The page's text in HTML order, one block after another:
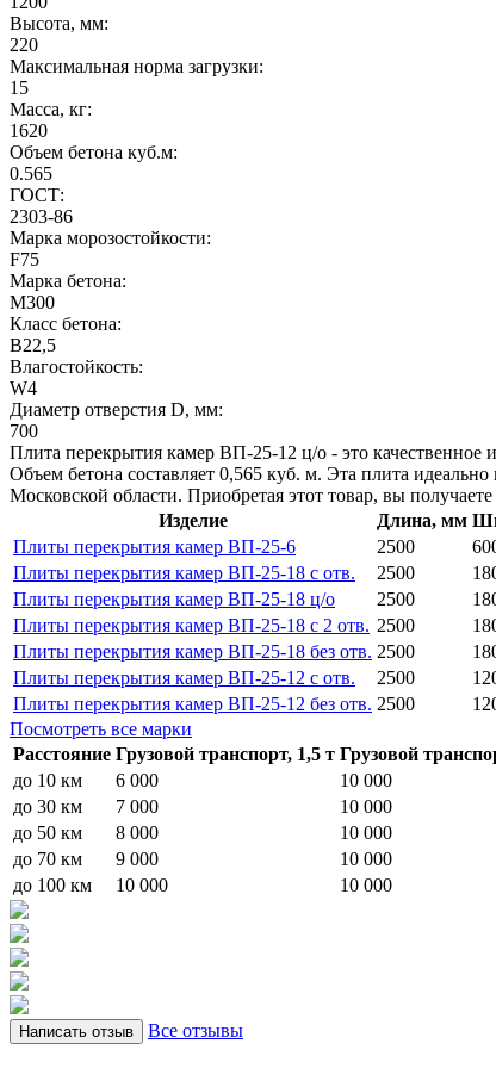
Высота, мм:
220
Максимальная норма загрузки:
15
Масса, кг:
1620
Объем бетона куб.м:
0.565
ГОСТ:
2303-86
Марка морозостойкости:
F75
Марка бетона:
М300
Класс бетона:
В22,5
Влагостойкость:
W4
Диаметр отверстия D, мм:
700
Плита перекрытия камер ВП-25-12 ц/о - это
Объем бетона составляет 0,565 куб. м. Эта плита
Московской области. Приобретая этот товар, вы
Изделие
Длина, мм
Плиты перекрытия камер ВП-25-6
2500
Плиты перекрытия камер ВП-25-18 с отв.
2500
Плиты перекрытия камер ВП-25-18 ц/о
2500
Плиты перекрытия камер ВП-25-18 с 2 отв. 2500
Плиты перекрытия камер ВП-25-18 без отв. 2500
Плиты перекрытия камер ВП-25-12 с отв.
2500
Плиты перекрытия камер ВП-25-12 без отв. 2500
Посмотреть все марки
Расстояние Грузовой транспорт, 1,5 т Грузовой
до 10 км
6 000 10 000
до 30 км
7 000 10 000
до 50 км
8 000 10 000
до 70 км
9 000 10 000
до 100 км
10 000 10 000
Написать отзыв Все отзывы